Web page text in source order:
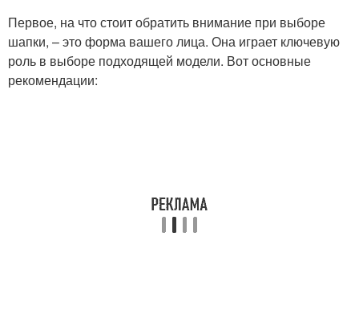
Первое, на что стоит обратить внимание при выборе
шапки, – это форма вашего лица. Она играет ключевую
роль в выборе подходящей модели. Вот основные
рекомендации: